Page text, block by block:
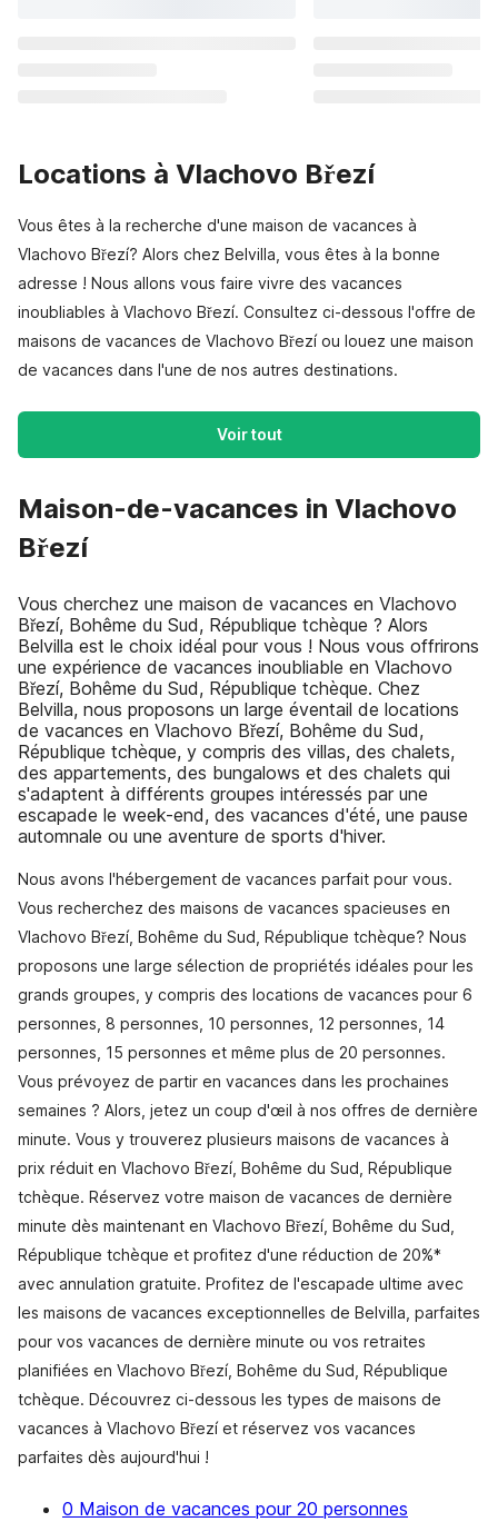
Locations à Vlachovo Březí
Vous êtes à la recherche d'une maison de vacances à
Vlachovo Březí? Alors chez Belvilla, vous êtes à la bonne
adresse ! Nous allons vous faire vivre des vacances
inoubliables à Vlachovo Březí. Consultez ci-dessous l'offre de
maisons de vacances de Vlachovo Březí ou louez une maison
de vacances dans l'une de nos autres destinations.
Voir tout
Maison-de-vacances in Vlachovo
Březí
Vous cherchez une maison de vacances en Vlachovo
Březí, Bohême du Sud, République tchèque ? Alors
Belvilla est le choix idéal pour vous ! Nous vous offrirons
une expérience de vacances inoubliable en Vlachovo
Březí, Bohême du Sud, République tchèque. Chez
Belvilla, nous proposons un large éventail de locations
de vacances en Vlachovo Březí, Bohême du Sud,
République tchèque, y compris des villas, des chalets,
des appartements, des bungalows et des chalets qui
s'adaptent à différents groupes intéressés par une
escapade le week-end, des vacances d'été, une pause
automnale ou une aventure de sports d'hiver.
Nous avons l'hébergement de vacances parfait pour vous.
Vous recherchez des maisons de vacances spacieuses en
Vlachovo Březí, Bohême du Sud, République tchèque? Nous
proposons une large sélection de propriétés idéales pour les
grands groupes, y compris des locations de vacances pour 6
personnes, 8 personnes, 10 personnes, 12 personnes, 14
personnes, 15 personnes et même plus de 20 personnes.
Vous prévoyez de partir en vacances dans les prochaines
semaines ? Alors, jetez un coup d'œil à nos offres de dernière
minute. Vous y trouverez plusieurs maisons de vacances à
prix réduit en Vlachovo Březí, Bohême du Sud, République
tchèque. Réservez votre maison de vacances de dernière
minute dès maintenant en Vlachovo Březí, Bohême du Sud,
République tchèque et profitez d'une réduction de 20%*
avec annulation gratuite. Profitez de l'escapade ultime avec
les maisons de vacances exceptionnelles de Belvilla, parfaites
pour vos vacances de dernière minute ou vos retraites
planifiées en Vlachovo Březí, Bohême du Sud, République
tchèque. Découvrez ci-dessous les types de maisons de
vacances à Vlachovo Březí et réservez vos vacances
parfaites dès aujourd'hui !
0 Maison de vacances pour 20 personnes